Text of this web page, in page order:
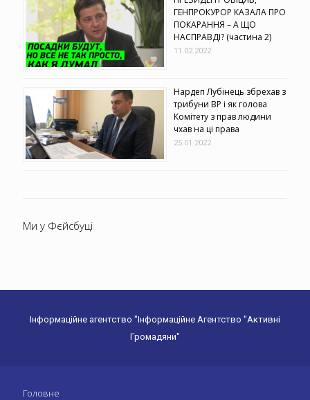
ГЕНПРОКУРОР КАЗАЛА ПРО
ПОКАРАННЯ – А ЩО
НАСПРАВДІ? (частина 2)
11.02.2022
Нардеп Лубінець збрехав з
трибуни ВР і як голова
Комітету з прав людини
чхав на ці права
25.01.2022
Ми у Фєйсбуці
Інформаційне агентство "Інформаційне Агентство "Активні
Громадяни"
Головне